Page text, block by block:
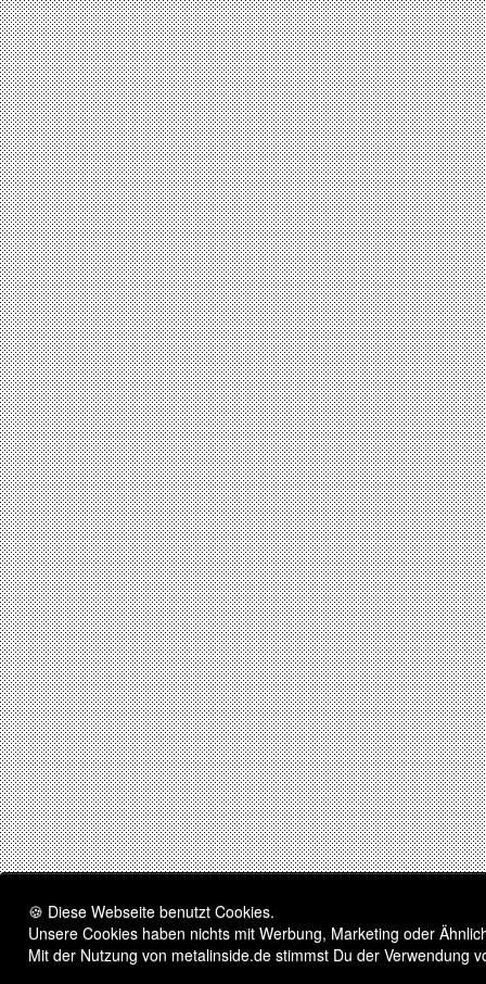
🍪 Diese Webseite benutzt Cookies.
Unsere Cookies haben nichts mit Werbung, Marketing oder
Mit der Nutzung von metalinside.de stimmst Du der Verwendung